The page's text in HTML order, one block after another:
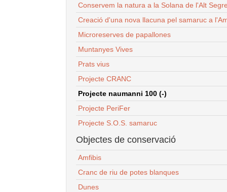
Conservem la natura a la Solana de l'Alt
Creació d'una nova llacuna pel samaruc a
Microreserves de papallones
Muntanyes Vives
Prats vius
Projecte CRANC
Projecte naumanni 100 (-)
Projecte PeriFer
Projecte S.O.S. samaruc
Objectes de conservació
Amfibis
Cranc de riu de potes blanques
Dunes